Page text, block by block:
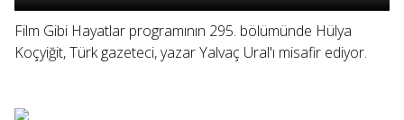
Film Gibi Hayatlar programının 295. bölümünde Hülya
Koçyiğit, Türk gazeteci, yazar Yalvaç Ural'ı misafir ediyor.